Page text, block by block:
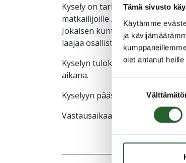
Tämä sivusto
Käytämme
ja
olet antanut
valinta
Kysely on tarkoitettu Puolangan
matkailijoille / vierailijoille.
Jokaisen kuntalaisen panos on
laajaa osallistumista tähän
Kyselyn tulokset kootaan
aikana.
Kyselyyn pääset osallistumaan
Vastausaikaa on 15.3.2026 saakka.